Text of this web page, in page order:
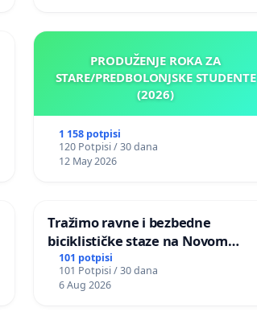
PRODUŽENJE ROKA ZA
STARE/PREDBOLONJSKE STUDENTE
(2026)
1 158 potpisi
120 Potpisi / 30 dana
12 May 2026
Tražimo ravne i bezbedne
biciklističke staze na Novom
Beogradu
101 potpisi
101 Potpisi / 30 dana
6 Aug 2026